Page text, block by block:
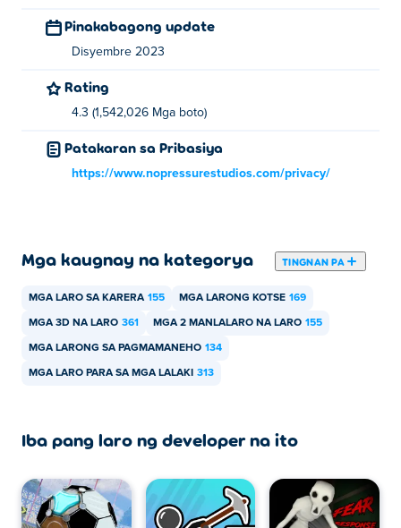
Pinakabagong update
Disyembre 2023
Rating
4.3 (1,542,026 Mga boto)
Patakaran sa Pribasiya
https://www.nopressurestudios.com/privacy/
Mga kaugnay na kategorya TINGNAN PA
MGA LARO SA KARERA 155 MGA LARONG KOTSE 169
MGA 3D NA LARO 361 MGA 2 MANLALARO NA LARO 155
MGA LARONG SA PAGMAMANEHO 134
MGA LARO PARA SA MGA LALAKI 313
Iba pang laro ng developer na ito